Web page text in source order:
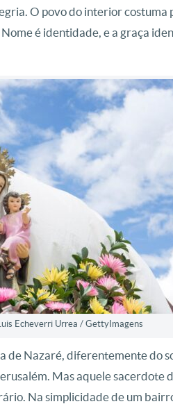
O povo do interior costuma
Nome é identidade, e a graça
Echeverri Urrea / GettyImagens
de Nazaré, diferentemente do
Mas aquele sacerdote
Na simplicidade de um